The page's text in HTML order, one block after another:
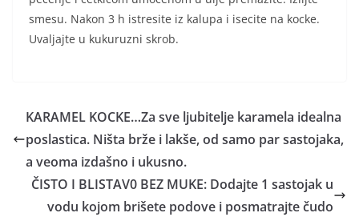
smesu. Nakon 3 h istresite iz kalupa i isecite na kocke.
Uvaljajte u kukuruzni skrob.
KARAMEL KOCKE…Za sve ljubitelje karamela idealna
poslastica. Ništa brže i lakše, od samo par sastojaka,
a veoma izdašno i ukusno.
ČISTO I BLISTAV0 BEZ MUKE: Dodajte 1 sastojak u
vodu kojom brišete podove i posmatrajte čudo